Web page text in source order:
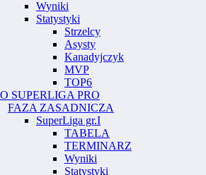
Wyniki
Statystyki
Strzelcy
Asysty
Kanadyjczyk
MVP
TOP6
SUPERLIGA PRO
FAZA ZASADNICZA
SuperLiga gr.I
TABELA
TERMINARZ
Wyniki
Statystyki